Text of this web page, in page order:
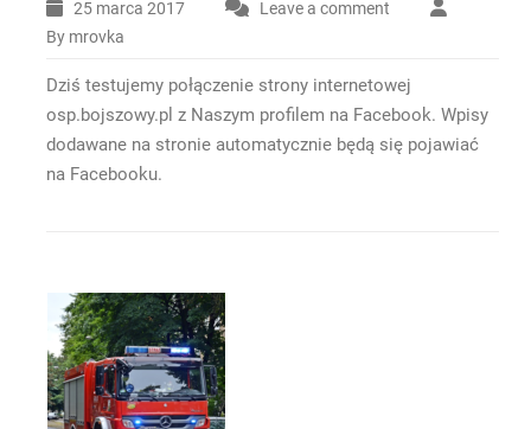
25 marca 2017
Leave a comment
By mrovka
Dziś testujemy połączenie strony internetowej
osp.bojszowy.pl z Naszym profilem na Facebook. Wpisy
dodawane na stronie automatycznie będą się pojawiać
na Facebooku.